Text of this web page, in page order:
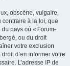
obscène, vulgaire,
contraire à la loi, que
pays où « Forum-
ou du droit
votre exclusion
d’en informer votre
L’adresse IP de